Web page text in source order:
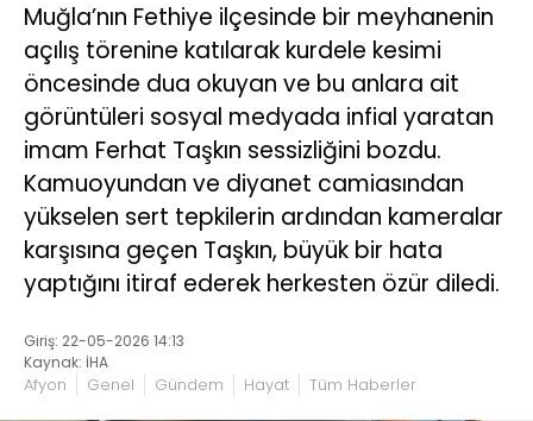
Muğla’nın Fethiye ilçesinde bir meyhanenin
açılış törenine katılarak kurdele kesimi
öncesinde dua okuyan ve bu anlara ait
görüntüleri sosyal medyada infial yaratan
imam Ferhat Taşkın sessizliğini bozdu.
Kamuoyundan ve diyanet camiasından
yükselen sert tepkilerin ardından kameralar
karşısına geçen Taşkın, büyük bir hata
yaptığını itiraf ederek herkesten özür diledi.
Giriş: 22-05-2026 14:13
Kaynak: İHA
Afyon Genel Gündem Hayat Tüm Haberler